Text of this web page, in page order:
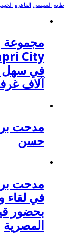
طابة السيسي القاهرة
مجموعة
آلاف
مدحت
حسن
مدحت
في لقاء
بحضور
المصرية